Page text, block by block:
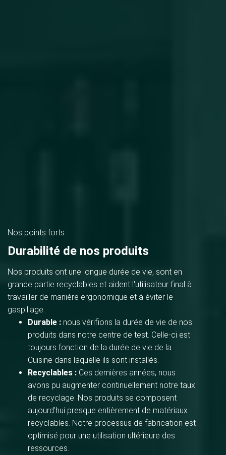
Nos points forts
Durabilité de nos produits
Nos produits ont une longue durée de vie, sont en
grande partie recyclables et aident l'utilisateur final à
travailler de manière ergonomique et à éviter le
gaspillage.
Durable : nous vérifions la durée de vie de nos
produits dans notre centre de test. Celle-ci est
toujours fonction de la durée de vie de la
Cuisine dans laquelle ils sont installés.
Recyclables : Ces dernières années, nous
avons pu augmenter continuellement notre taux
de recyclage. Nos produits se composent
aujourd'hui presque entièrement de matériaux
recyclables. Notre processus de fabrication est
optimisé pour une utilisation ultérieure des
ressources.